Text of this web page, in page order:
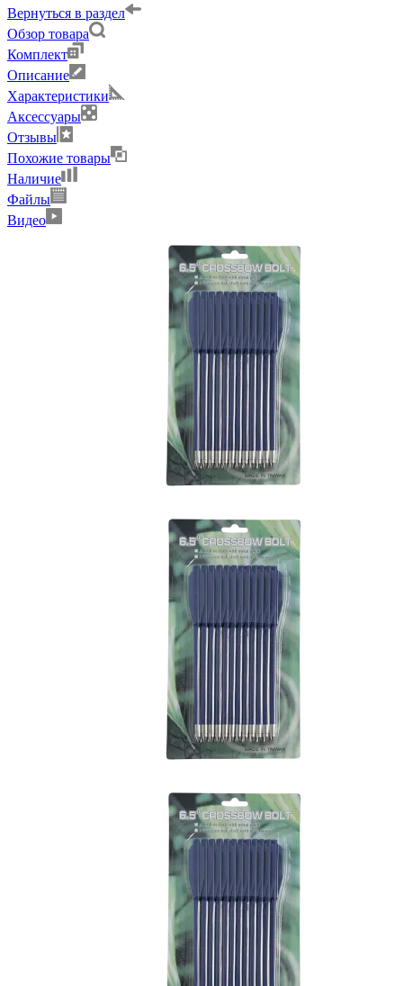
Вернуться в раздел
Обзор товара
Комплект
Описание
Характеристики
Аксессуары
Отзывы
Похожие товары
Наличие
Файлы
Видео